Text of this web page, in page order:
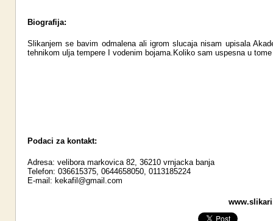
Biografija:
Slikanjem se bavim odmalena ali igrom slucaja nisam upisala
tehnikom ulja tempere I vodenim bojama.Koliko sam uspesna u
Podaci za kontakt:
Adresa: velibora markovica 82, 36210 vrnjacka banja
Telefon: 036615375, 0644658050, 0113185224
E-mail: kekafil@gmail.com